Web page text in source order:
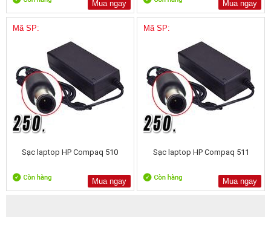
Mua ngay
Mua ngay
Mã SP:
Sạc laptop HP Compaq 510
Mua ngay
Mã SP:
Sạc laptop HP Compaq 511
Mua ngay